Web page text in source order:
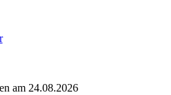
am 24.08.2026